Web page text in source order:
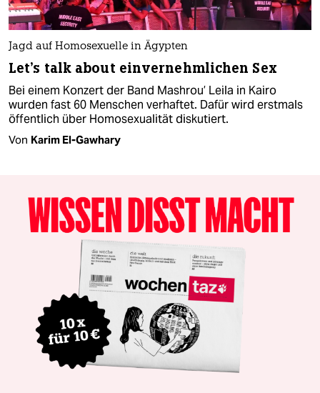
Jagd auf Homosexuelle in Ägypten
Let's talk about einvernehmlichen Sex
Bei einem Konzert der Band Mashrou’ Leila in Kairo
wurden fast 60 Menschen verhaftet. Dafür wird erstmals
öffentlich über Homosexualität diskutiert.
Von Karim El-Gawhary